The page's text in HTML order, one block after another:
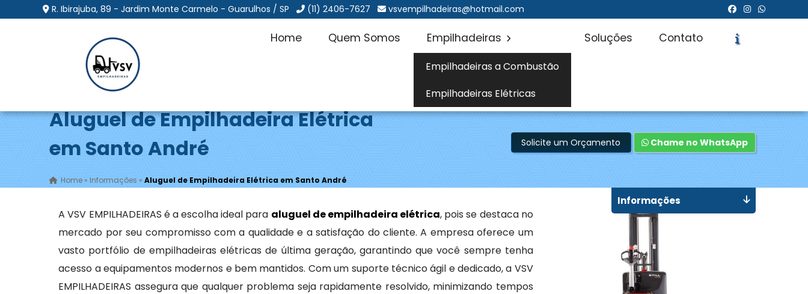
R. Ibirajuba, 89 - Jardim Monte Carmelo - Guarulhos / SP (11) 2406-7627 vsvempilhadeiras@hotmail.com
Home Quem Somos Empilhadeiras
Empilhadeiras a Combustão
Empilhadeiras Elétricas
Soluções Contato
Aluguel de Empilhadeira Elétrica
em Santo André
Home »Informações »Aluguel de Empilhadeira Elétrica em Santo André
Solicite um Orçamento Chame no WhatsApp
A VSV EMPILHADEIRAS é a escolha ideal para aluguel de empilhadeira elétrica, pois se destaca no
mercado por seu compromisso com a qualidade e a satisfação do cliente. A empresa oferece um
vasto portfólio de empilhadeiras elétricas de última geração, garantindo que você sempre tenha
acesso a equipamentos modernos e bem mantidos. Com um suporte técnico ágil e dedicado, a VSV
EMPILHADEIRAS assegura que qualquer problema seja rapidamente resolvido, minimizando tempos
Informações